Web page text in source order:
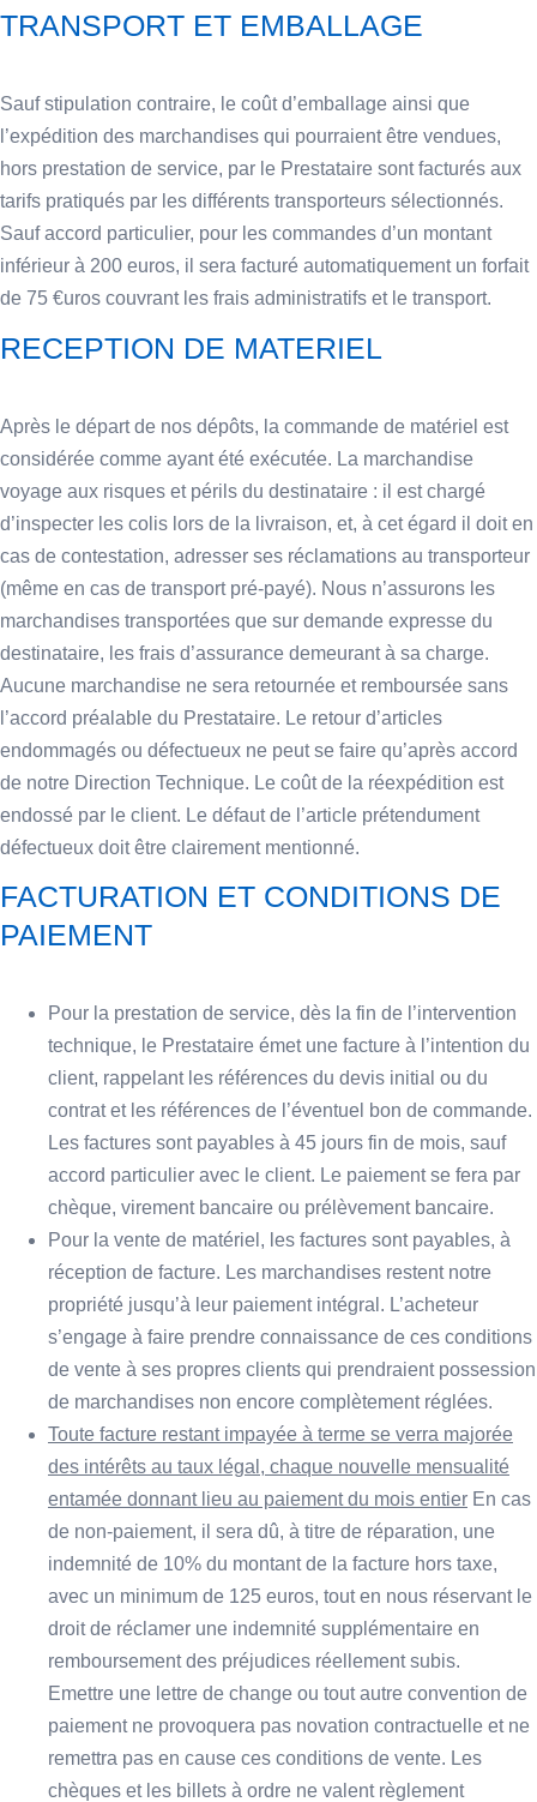
TRANSPORT ET EMBALLAGE
Sauf stipulation contraire, le coût d’emballage ainsi que
l’expédition des marchandises qui pourraient être vendues,
hors prestation de service, par le Prestataire sont facturés aux
tarifs pratiqués par les différents transporteurs sélectionnés.
Sauf accord particulier, pour les commandes d’un montant
inférieur à 200 euros, il sera facturé automatiquement un forfait
de 75 €uros couvrant les frais administratifs et le transport.
RECEPTION DE MATERIEL
Après le départ de nos dépôts, la commande de matériel est
considérée comme ayant été exécutée. La marchandise
voyage aux risques et périls du destinataire : il est chargé
d’inspecter les colis lors de la livraison, et, à cet égard il doit en
cas de contestation, adresser ses réclamations au transporteur
(même en cas de transport pré-payé). Nous n’assurons les
marchandises transportées que sur demande expresse du
destinataire, les frais d’assurance demeurant à sa charge.
Aucune marchandise ne sera retournée et remboursée sans
l’accord préalable du Prestataire. Le retour d’articles
endommagés ou défectueux ne peut se faire qu’après accord
de notre Direction Technique. Le coût de la réexpédition est
endossé par le client. Le défaut de l’article prétendument
défectueux doit être clairement mentionné.
FACTURATION ET CONDITIONS DE
PAIEMENT
Pour la prestation de service, dès la fin de l’intervention
technique, le Prestataire émet une facture à l’intention du
client, rappelant les références du devis initial ou du
contrat et les références de l’éventuel bon de commande.
Les factures sont payables à 45 jours fin de mois, sauf
accord particulier avec le client. Le paiement se fera par
chèque, virement bancaire ou prélèvement bancaire.
Pour la vente de matériel, les factures sont payables, à
réception de facture. Les marchandises restent notre
propriété jusqu’à leur paiement intégral. L’acheteur
s’engage à faire prendre connaissance de ces conditions
de vente à ses propres clients qui prendraient possession
de marchandises non encore complètement réglées.
Toute facture restant impayée à terme se verra majorée
des intérêts au taux légal, chaque nouvelle mensualité
entamée donnant lieu au paiement du mois entier En cas
de non-paiement, il sera dû, à titre de réparation, une
indemnité de 10% du montant de la facture hors taxe,
avec un minimum de 125 euros, tout en nous réservant le
droit de réclamer une indemnité supplémentaire en
remboursement des préjudices réellement subis.
Emettre une lettre de change ou tout autre convention de
paiement ne provoquera pas novation contractuelle et ne
remettra pas en cause ces conditions de vente. Les
chèques et les billets à ordre ne valent règlement